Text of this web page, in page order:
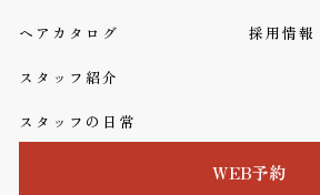
ヘアカタログ
スタッフ紹介
スタッフの日常
採用情報
WEB予約